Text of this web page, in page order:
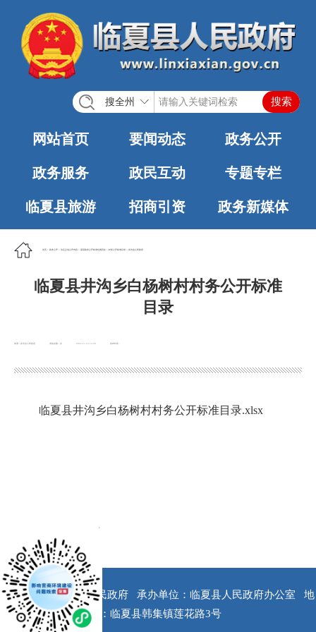
搜全州
网站首页 要闻动态 政务公开
政务服务 政民互动 专题专栏
临夏县旅游 招商引资 政务新媒体
首页 政务公开 法定主动公开内容 基层政务公开标准化规范化 村务公开标准目录 井沟乡人民政府
临夏县井沟乡白杨树村村务公开标准
目录
来源：井沟乡人民政府 浏览次数： 发布时间：
2022-11-14 14:28
临夏县井沟乡白杨树村村务公开标准目录.xlsx
版权所有：临夏县人民政府 承办单位：临夏县人民政府办公室
地
址：临夏县韩集镇莲花路3号
x